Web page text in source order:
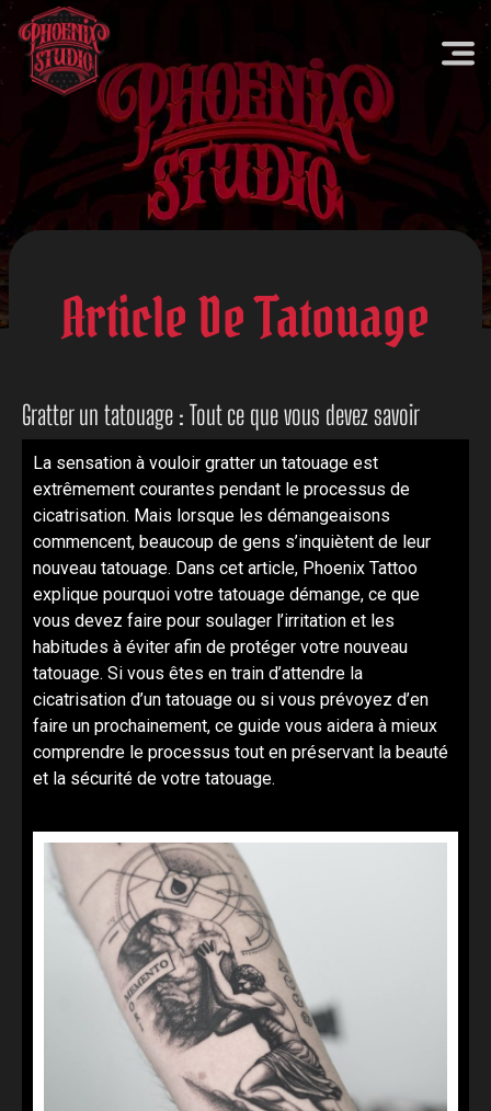
Article De Tatouage
Gratter un tatouage : Tout ce que vous devez savoir
La sensation à vouloir gratter un tatouage est
extrêmement courantes pendant le processus de
cicatrisation. Mais lorsque les démangeaisons
commencent, beaucoup de gens s’inquiètent de leur
nouveau tatouage. Dans cet article, Phoenix Tattoo
explique pourquoi votre tatouage démange, ce que
vous devez faire pour soulager l’irritation et les
habitudes à éviter afin de protéger votre nouveau
tatouage. Si vous êtes en train d’attendre la
cicatrisation d’un tatouage ou si vous prévoyez d’en
faire un prochainement, ce guide vous aidera à mieux
comprendre le processus tout en préservant la beauté
et la sécurité de votre tatouage.